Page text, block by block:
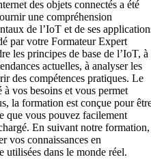
des objets connectés a été
une compréhension
de l’IoT et de ses
par votre Formateur Expert
les principes de base de l’IoT, à
actuelles, à analyser les
des compétences pratiques. Le
vos besoins et vous permet
la formation est conçue pour
que vous pouvez facilement
En suivant notre formation,
vos connaissances en
utilisées dans le monde réel.